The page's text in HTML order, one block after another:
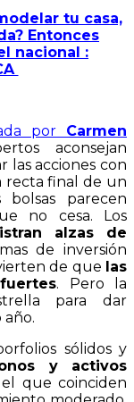
tu casa,
Entonces
nacional :
por Carmen
aconsejan
las acciones con
recta final de un
parecen
no cesa. Los
alzas de
de inversión
de que las
. Pero la
para dar
año.
sólidos y
y activos
que coinciden